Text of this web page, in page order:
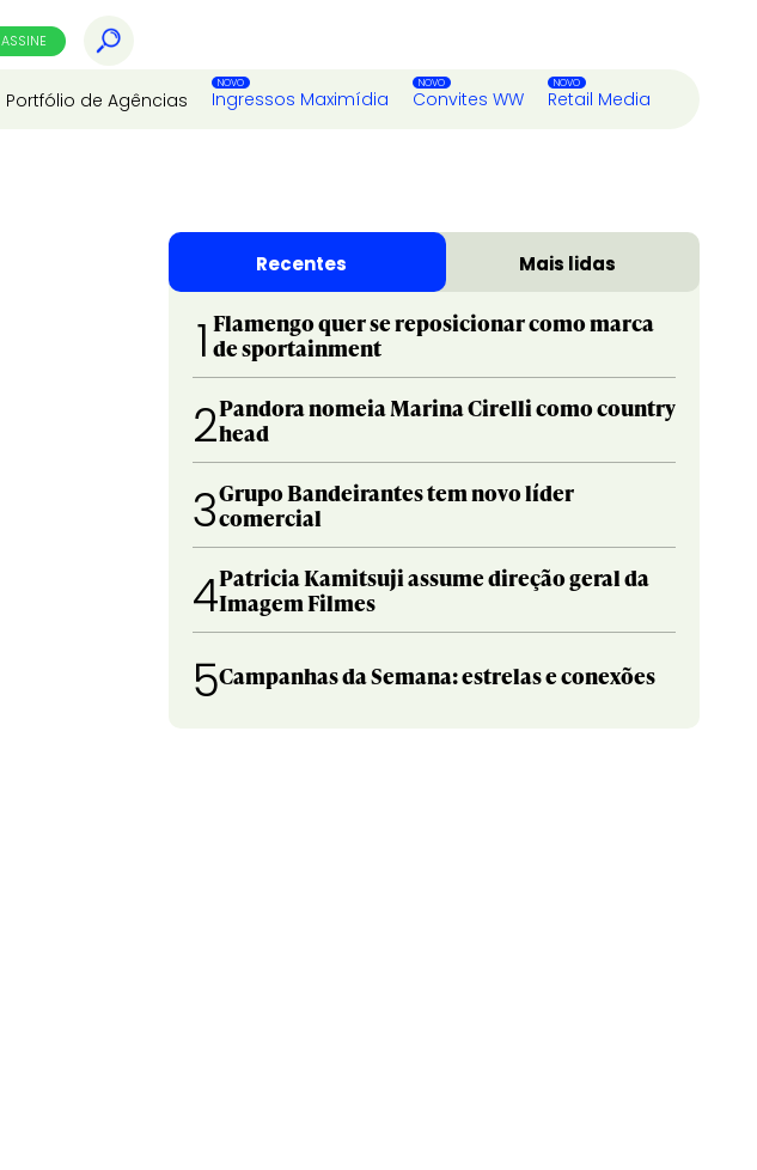
ASSINE
Portfólio de Agências Ingressos Maximídia Convites WW Retail Media
Recentes Mais lidas
1 Flamengo quer se reposicionar como marca
de sportainment
2Pandora nomeia Marina Cirelli como country
head
3Grupo Bandeirantes tem novo líder
comercial
4Patricia Kamitsuji assume direção geral da
Imagem Filmes
5Campanhas da Semana: estrelas e conexões